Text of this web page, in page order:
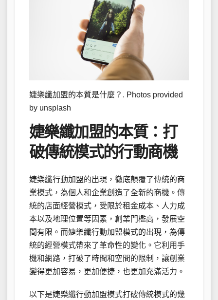
婕樂纖加盟的本質是什麼？. Photos provided
by unsplash
婕樂纖加盟的本質：打
破傳統模式的行動商機
婕樂纖行動加盟的出現，徹底顛覆了傳統的商
業模式，為個人和企業創造了全新的商機。傳
統的店面經營模式，受限於租金成本、人力成
本以及地理位置等因素，創業門檻高，發展空
間有限。而婕樂纖行動加盟模式的出現，為傳
統的經營模式帶來了革命性的變化。它利用手
機和網路，打破了時間和空間的限制，讓創業
變得更加容易，更加便捷，也更加充滿活力。
以下是婕樂纖行動加盟模式打破傳統模式的幾